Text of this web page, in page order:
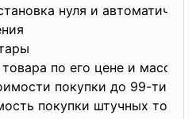
нуля и
по его цене и массе
покупки до 99-ти
покупки штучных